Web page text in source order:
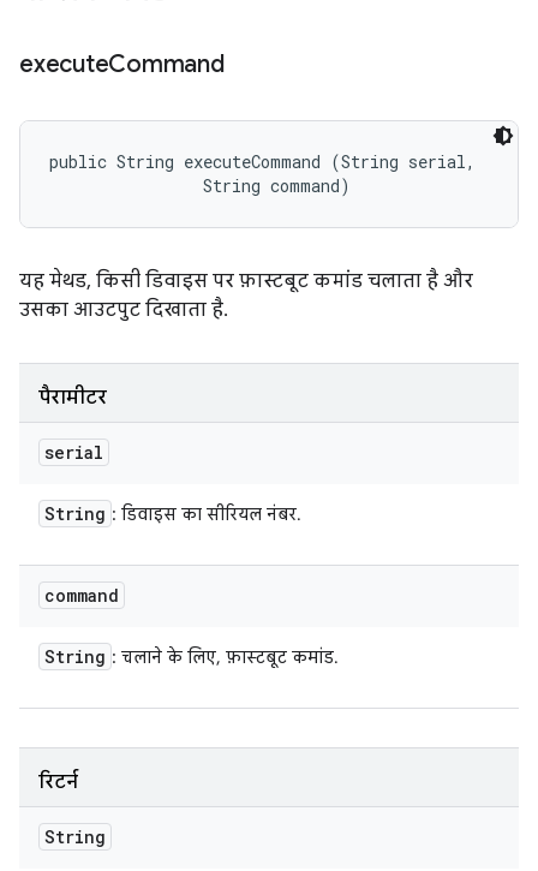
executeCommand
public String executeCommand (String serial,
                String command)
यह मेथड, किसी डिवाइस पर फ़ास्टबूट कमांड चलाता है और
उसका आउटपुट दिखाता है.
पैरामीटर
serial
String : डिवाइस का सीरियल नंबर.
command
String : चलाने के लिए, फ़ास्टबूट कमांड.
रिटर्न
String